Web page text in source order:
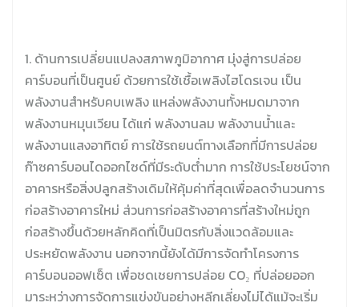
1. ด้านการเปลี่ยนแปลงสภาพภูมิอากาศ มุ่งสู่การปล่อย
คาร์บอนที่เป็นศูนย์ ด้วยการใช้เชื้อเพลิงไฮโดรเจน เป็น
พลังงานสำหรับคบเพลิง แหล่งพลังงานทั้งหมดมาจาก
พลังงานหมุนเวียน ได้แก่ พลังงานลม พลังงานน้ำและ
พลังงานแสงอาทิตย์ การใช้รถยนต์ทางเลือกที่มีการปล่อย
ก๊าซคาร์บอนไดออกไซด์ที่มีระดับต่ำมาก การใช้ประโยชน์จาก
อาคารหรือสิ่งปลูกสร้างเดิมให้คุ้มค่าที่สุดเพื่อลดจำนวนการ
ก่อสร้างอาคารใหม่ ส่วนการก่อสร้างอาคารที่สร้างใหม่ถูก
ก่อสร้างขึ้นด้วยหลักคิดที่เป็นมิตรกับสิ่งแวดล้อมและ
ประหยัดพลังงาน นอกจากนี้ยังได้มีการจัดทำโครงการ
คาร์บอนออฟเซ็ต เพื่อชดเชยการปล่อย CO₂ ที่ปล่อยออก
มาระหว่างการจัดการแข่งขันอย่างหลีกเลี่ยงไม่ได้แม้จะเริ่ม